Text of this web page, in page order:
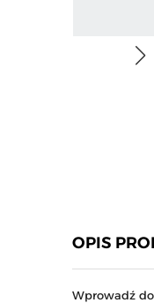
OPIS
Wprowadź